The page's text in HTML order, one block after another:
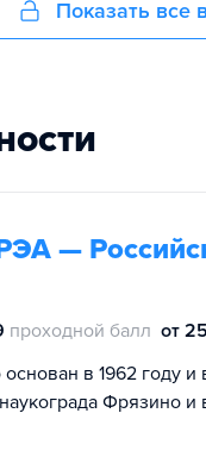
Показать все
—
проходной балл от
в 1962 году
Фрязино и